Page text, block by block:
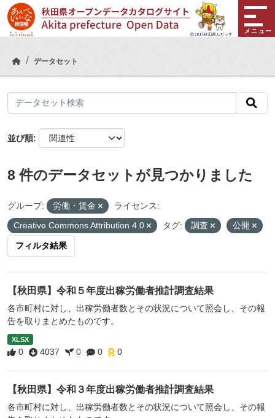
Skip to main content
メニュー
データセット
並び順
8 件のデータセットが見つかりました
グループ: 労働・賃金
ライセンス:
Creative Commons Attribution 4.0
タグ: 調査 公開
フィルタ結果
【秋田県】令和５年度出稼労働者推計調査結果
各市町村に対し、出稼労働者数とその状況について照会し、その報
告を取りまとめたものです。
XLSX
0 4037 0 0 0
【秋田県】令和３年度出稼労働者推計調査結果
各市町村に対し、出稼労働者数とその状況について照会し、その報